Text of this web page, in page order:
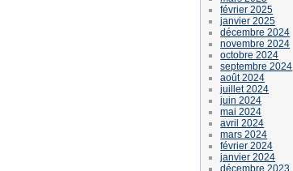
février 2025
janvier 2025
décembre 2024
novembre 2024
octobre 2024
septembre 2024
août 2024
juillet 2024
juin 2024
mai 2024
avril 2024
mars 2024
février 2024
janvier 2024
décembre 2023